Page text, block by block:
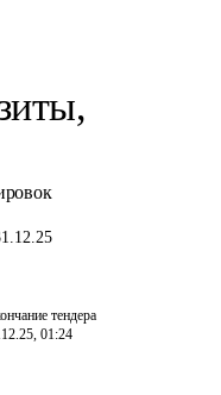
тендера
01:24